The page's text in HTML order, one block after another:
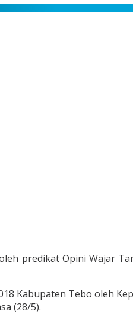
predikat Opini Wajar
Kabupaten Tebo oleh
(28/5).